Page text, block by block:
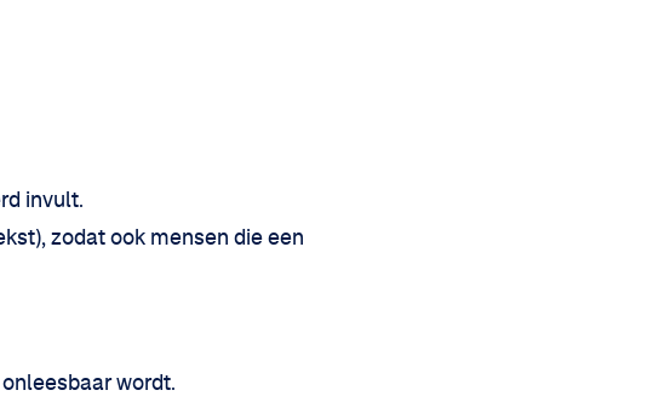
invult.
zodat ook mensen die een
wordt.